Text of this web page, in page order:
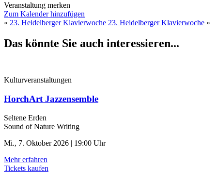
Veranstaltung merken
Zum Kalender hinzufügen
« 23. Heidelberger Klavierwoche 23. Heidelberger Klavierwoche »
Das könnte Sie auch interessieren...
Kulturveranstaltungen
HorchArt Jazzensemble
Seltene Erden
Sound of Nature Writing
Mi., 7. Oktober 2026 | 19:00 Uhr
Mehr erfahren
Tickets kaufen